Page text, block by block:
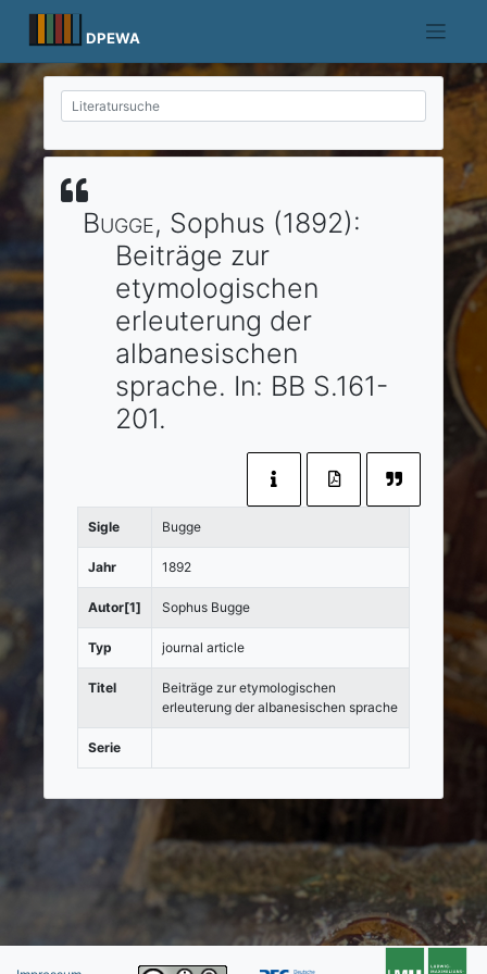
content
DPEWA
Bugge, Sophus (1892):
Beiträge zur
etymologischen
erleuterung der
albanesischen
sprache. In: BB S.161-
201.
Sigle Bugge
Jahr 1892
Autor[1] Sophus Bugge
Typ journal article
Titel
Beiträge zur etymologischen
erleuterung der albanesischen sprache
Serie